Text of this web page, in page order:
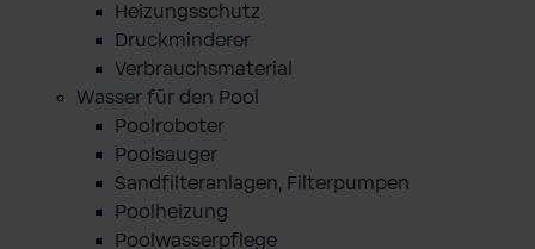
Heizungsschutz
Druckminderer
Verbrauchsmaterial
Wasser für den Pool
Poolroboter
Poolsauger
Sandfilteranlagen, Filterpumpen
Poolheizung
Poolwasserpflege